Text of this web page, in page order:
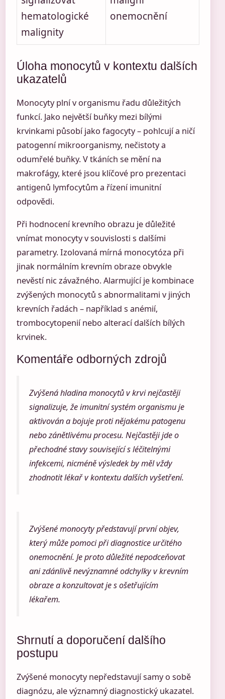
hematologické
malignity
onemocnění
Úloha monocytů v kontextu dalších
ukazatelů
Monocyty plní v organismu řadu důležitých
funkcí. Jako největší buňky mezi bílými
krvinkami působí jako fagocyty – pohlcují a ničí
patogenní mikroorganismy, nečistoty a
odumřelé buňky. V tkáních se mění na
makrofágy, které jsou klíčové pro prezentaci
antigenů lymfocytům a řízení imunitní
odpovědi.
Při hodnocení krevního obrazu je důležité
vnímat monocyty v souvislosti s dalšími
parametry. Izolovaná mírná monocytóza při
jinak normálním krevním obraze obvykle
nevěstí nic závažného. Alarmující je kombinace
zvýšených monocytů s abnormalitami v jiných
krevních řadách – například s anémií,
trombocytopenií nebo alterací dalších bílých
krvinek.
Komentáře odborných zdrojů
Zvýšená hladina monocytů v krvi nejčastěji
signalizuje, že imunitní systém organismu je
aktivován a bojuje proti nějakému patogenu
nebo zánětlivému procesu. Nejčastěji jde o
přechodné stavy související s léčitelnými
infekcemi, nicméně výsledek by měl vždy
zhodnotit lékař v kontextu dalších vyšetření.
Zvýšené monocyty představují první objev,
který může pomoci při diagnostice určitého
onemocnění. Je proto důležité nepodceňovat
ani zdánlivě nevýznamné odchylky v krevním
obraze a konzultovat je s ošetřujícím
lékařem.
Shrnutí a doporučení dalšího
postupu
Zvýšené monocyty nepředstavují samy o sobě
diagnózu, ale významný diagnostický ukazatel.